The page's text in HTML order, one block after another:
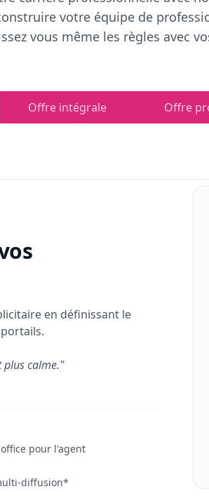
votre équipe de
vous même les règles avec
Offre intégrale Offre
en définissant le
plus calme."
office pour l'agent
diffusion*